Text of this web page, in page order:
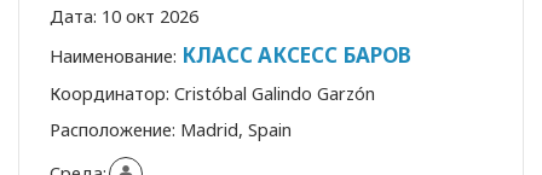
Дата: 10 окт 2026
Наименование: КЛАСС АКСЕСС БАРОВ
Координатор: Cristóbal Galindo Garzón
Расположение: Madrid, Spain